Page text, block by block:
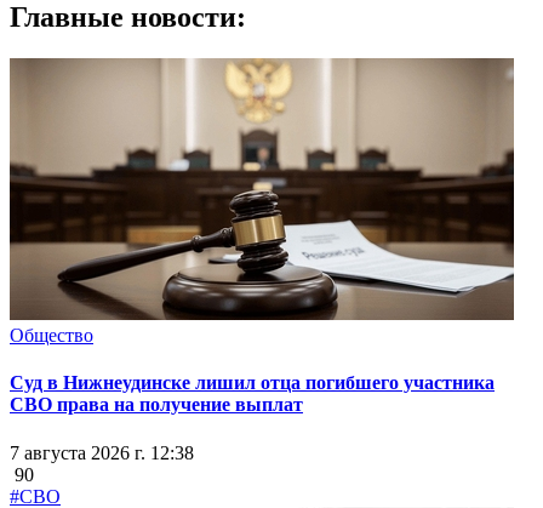
Главные новости:
Общество
Суд в Нижнеудинске лишил отца погибшего участника
СВО права на получение выплат
7 августа 2026 г. 12:38
90
#СВО